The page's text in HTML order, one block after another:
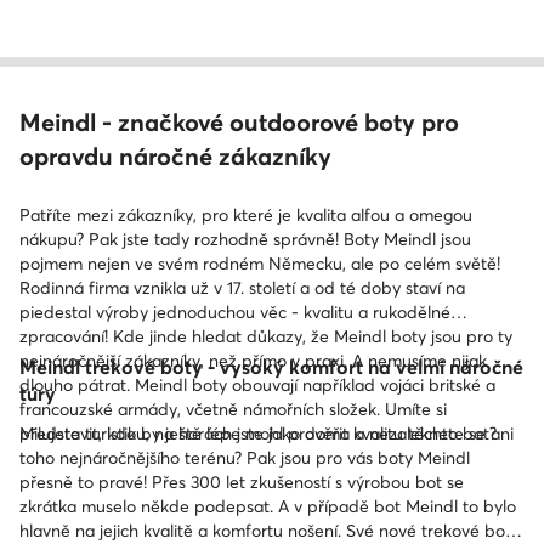
Meindl - značkové outdoorové boty pro
opravdu náročné zákazníky
Patříte mezi zákazníky, pro které je kvalita alfou a omegou
nákupu? Pak jste tady rozhodně správně! Boty Meindl jsou
pojmem nejen ve svém rodném Německu, ale po celém světě!
Rodinná firma vznikla už v 17. století a od té doby staví na
piedestal výroby jednoduchou věc - kvalitu a rukodělné
zpracování! Kde jinde hledat důkazy, že Meindl boty jsou pro ty
nejnáročnější zákazníky, než přímo v praxi. A nemusíme nijak
dlouho pátrat. Meindl boty obouvají například vojáci britské a
francouzské armády, včetně námořních složek. Umíte si
představit, kdo by ještě lépe mohl prověřit kvalitu těchto bot?
Meindl trekové boty - vysoký komfort na velmi náročné
túry
Milujete turistiku, na horách jste jako doma a nezaleknete se ani
toho nejnáročnějšího terénu? Pak jsou pro vás boty Meindl
přesně to pravé! Přes 300 let zkušeností s výrobou bot se
zkrátka muselo někde podepsat. A v případě bot Meindl to bylo
hlavně na jejich kvalitě a komfortu nošení. Své nové trekové boty